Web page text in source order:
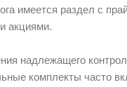
имеется раздел с
акциями.
надлежащего
комплекты часто